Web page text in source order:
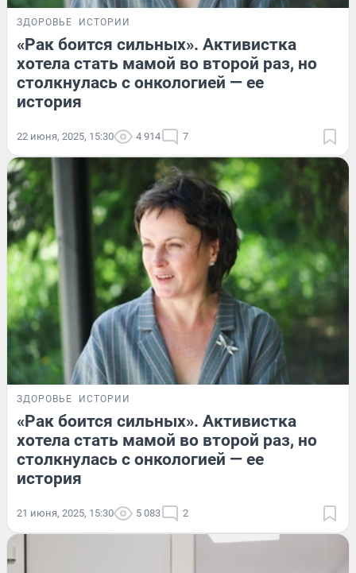
ЗДОРОВЬЕ ИСТОРИИ
«Рак боится сильных». Активистка
хотела стать мамой во второй раз, но
столкнулась с онкологией — ее
история
22 июня, 2025, 15:30 4 914 7
ЗДОРОВЬЕ ИСТОРИИ
«Рак боится сильных». Активистка
хотела стать мамой во второй раз, но
столкнулась с онкологией — ее
история
21 июня, 2025, 15:30 5 083 2